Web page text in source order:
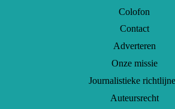
Colofon
Contact
Adverteren
Onze missie
Journalistieke
Auteursrecht